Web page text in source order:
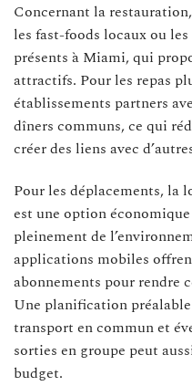
Concernant la
les fast-foods locaux ou
présents à Miami, qui
attractifs. Pour les repas
établissements partners
dîners communs, ce qui
créer des liens avec
Pour les déplacements, la
est une option
pleinement de
applications mobiles
abonnements pour rendre
Une planification
transport en commun et
sorties en groupe peut
budget.